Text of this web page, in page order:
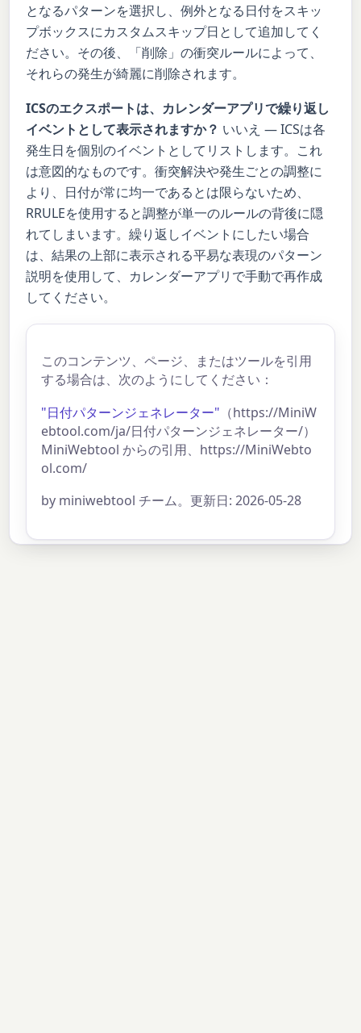
となるパターンを選択し、例外となる日付をスキッ
プボックスにカスタムスキップ日として追加してく
ださい。その後、「削除」の衝突ルールによって、
それらの発生が綺麗に削除されます。
ICSのエクスポートは、カレンダーアプリで繰り返し
イベントとして表示されますか？ いいえ — ICSは各
発生日を個別のイベントとしてリストします。これ
は意図的なものです。衝突解決や発生ごとの調整に
より、日付が常に均一であるとは限らないため、
RRULEを使用すると調整が単一のルールの背後に隠
れてしまいます。繰り返しイベントにしたい場合
は、結果の上部に表示される平易な表現のパターン
説明を使用して、カレンダーアプリで手動で再作成
してください。
このコンテンツ、ページ、またはツールを引用
する場合は、次のようにしてください：
"日付パターンジェネレーター" （https://MiniW
ebtool.com/ja/日付パターンジェネレーター/）
MiniWebtool からの引用、https://MiniWebto
ol.com/
by miniwebtool チーム。更新日: 2026-05-28